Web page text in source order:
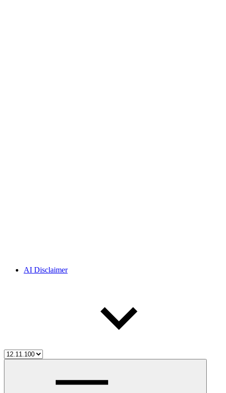
AI Disclaimer